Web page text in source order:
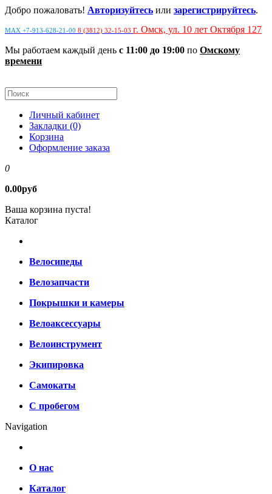
Добро пожаловать! Авторизуйтесь или зарегистрируйтесь.
MAX +7-913-628-21-00 8 (3812) 32-15-03 г. Омск, ул. 10 лет Октября 127
Мы работаем каждый день с 11:00 до 19:00 по Омскому
времени
Личный кабинет
Закладки (0)
Корзина
Оформление заказа
0
0.00руб
Ваша корзина пуста!
Каталог
Велосипеды
Велозапчасти
Покрышки и камеры
Велоаксессуары
Велоинструмент
Экипировка
Самокаты
С пробегом
Navigation
О нас
Каталог